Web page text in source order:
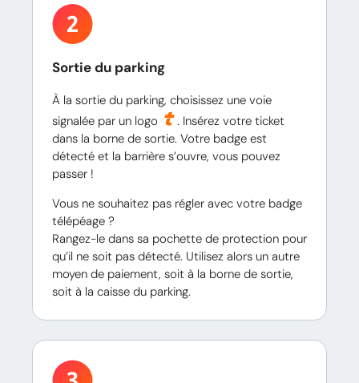
Sortie du parking
À la sortie du parking, choisissez une voie
signalée par un logo
. Insérez votre ticket
dans la borne de sortie. Votre badge est
détecté et la barrière s’ouvre, vous pouvez
passer !
Vous ne souhaitez pas régler avec votre badge
télépéage ?
Rangez-le dans sa pochette de protection pour
qu’il ne soit pas détecté. Utilisez alors un autre
moyen de paiement, soit à la borne de sortie,
soit à la caisse du parking.